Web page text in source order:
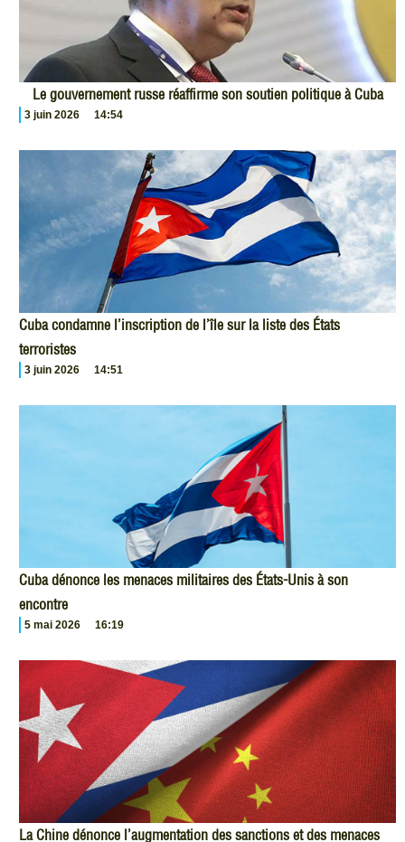
Le gouvernement russe réaffirme son soutien politique à Cuba
3 juin 2026 14:54
Cuba condamne l’inscription de l’île sur la liste des États
terroristes
3 juin 2026 14:51
Cuba dénonce les menaces militaires des États-Unis à son
encontre
5 mai 2026 16:19
La Chine dénonce l’augmentation des sanctions et des menaces